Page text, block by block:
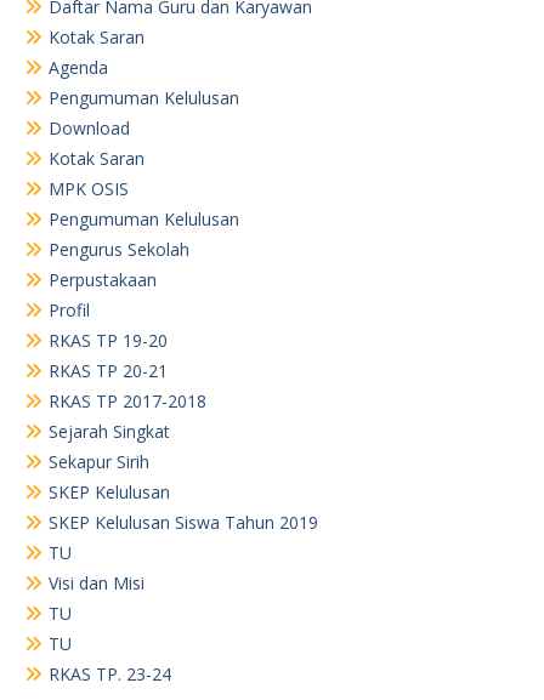
Daftar Nama Guru dan Karyawan
Kotak Saran
Agenda
Pengumuman Kelulusan
Download
Kotak Saran
MPK OSIS
Pengumuman Kelulusan
Pengurus Sekolah
Perpustakaan
Profil
RKAS TP 19-20
RKAS TP 20-21
RKAS TP 2017-2018
Sejarah Singkat
Sekapur Sirih
SKEP Kelulusan
SKEP Kelulusan Siswa Tahun 2019
TU
Visi dan Misi
TU
TU
RKAS TP. 23-24